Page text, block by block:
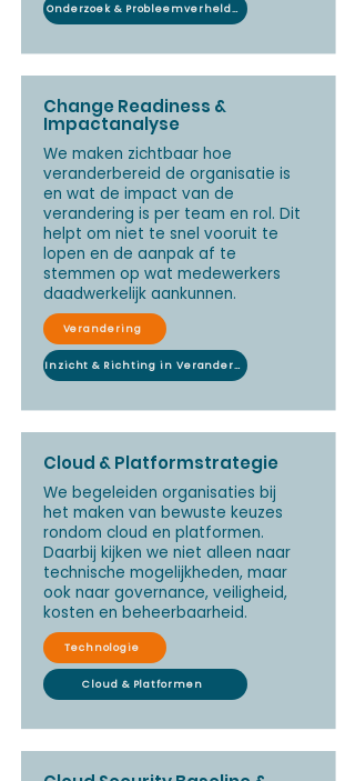
Onderzoek & Probleemverheldering
Change Readiness &
Impactanalyse
We maken zichtbaar hoe
veranderbereid de organisatie is
en wat de impact van de
verandering is per team en rol. Dit
helpt om niet te snel vooruit te
lopen en de aanpak af te
stemmen op wat medewerkers
daadwerkelijk aankunnen.
Verandering
Inzicht & Richting in Verandering
Cloud & Platformstrategie
We begeleiden organisaties bij
het maken van bewuste keuzes
rondom cloud en platformen.
Daarbij kijken we niet alleen naar
technische mogelijkheden, maar
ook naar governance, veiligheid,
kosten en beheerbaarheid.
Technologie
Cloud & Platformen